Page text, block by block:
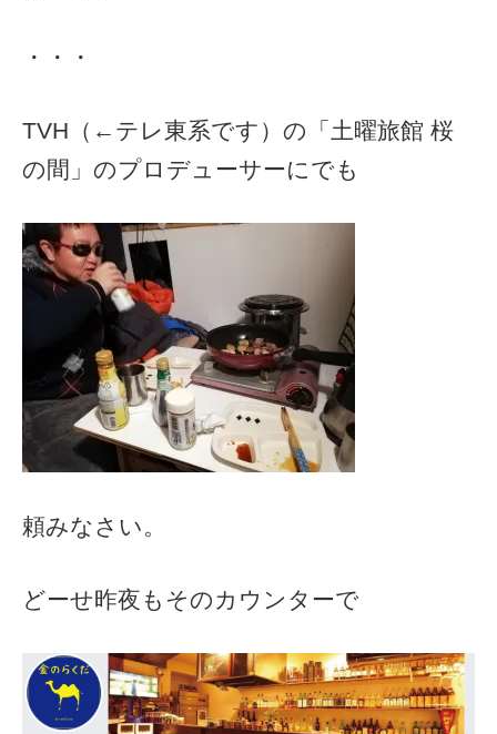
・・・
TVH（←テレ東系です）の「土曜旅館 桜
の間」のプロデューサーにでも
頼みなさい。
どーせ昨夜もそのカウンターで